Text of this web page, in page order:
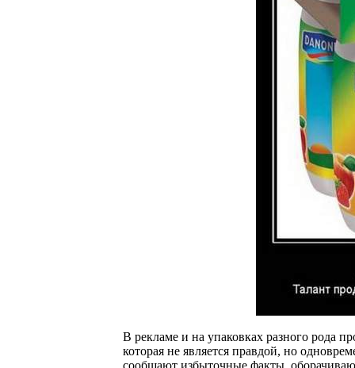
В рекламе и на упаковках разного рода
которая не является правдой, но
сообщают избыточные факты,